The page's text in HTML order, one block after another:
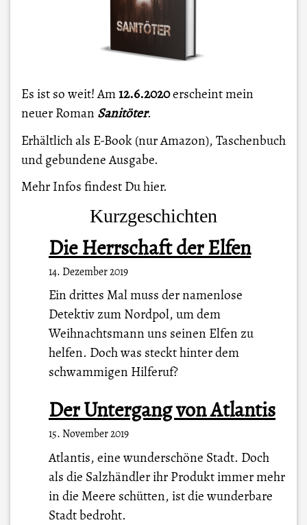
Es ist so weit! Am12.6.2020erscheint mein
neuer Roman Sanitöter.
Erhältlich als E-Book (nur Amazon), Taschenbuch
und gebundene Ausgabe.
Mehr Infos findest Duhier.
Kurzgeschichten
Die Herrschaft der Elfen
14. Dezember 2019
Ein drittes Mal muss der namenlose
Detektiv zum Nordpol, um dem
Weihnachtsmann uns seinen Elfen zu
helfen. Doch was steckt hinter dem
schwammigen Hilferuf?
Der Untergang von Atlantis
15. November 2019
Atlantis, eine wunderschöne Stadt. Doch
als die Salzhändler ihr Produkt immer mehr
in die Meere schütten, ist die wunderbare
Stadt bedroht.